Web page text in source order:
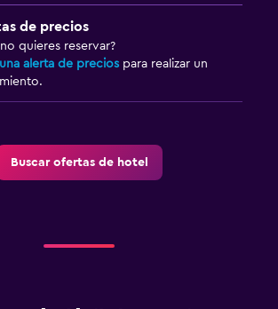
de precios
quieres reservar?
alerta de precios para realizar un
Buscar ofertas de hotel